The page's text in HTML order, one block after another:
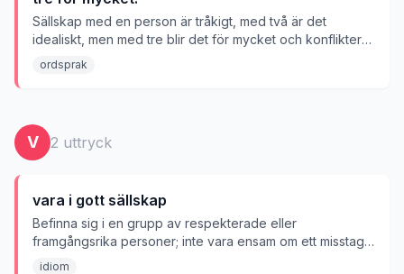
Sällskap med en person är tråkigt, med två är det
idealiskt, men med tre blir det för mycket och konflikter
uppstår.
ordsprak
V 2 uttryck
vara i gott sällskap
Befinna sig i en grupp av respekterade eller
framgångsrika personer; inte vara ensam om ett misstag
eller en egenskap.
idiom